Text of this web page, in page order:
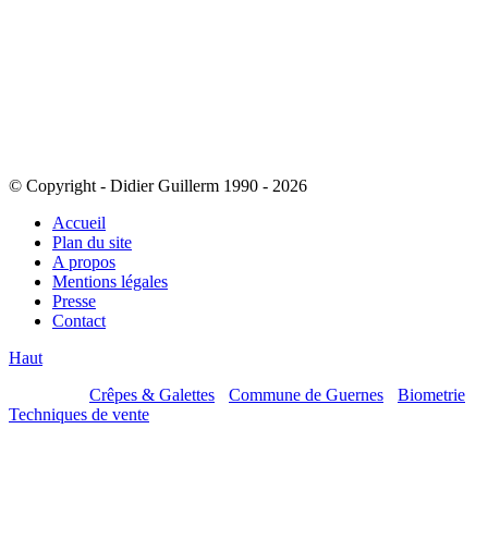
© Copyright - Didier Guillerm 1990 - 2026
Accueil
Plan du site
A propos
Mentions légales
Presse
Contact
Haut
Crêpes & Galettes Commune de Guernes Biometrie
Techniques de vente